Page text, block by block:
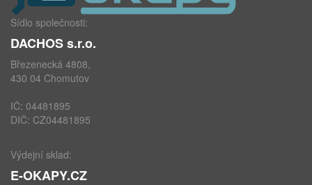
Sídlo společnosti:
DACHOS s.r.o.
Březenecká 4808,
430 04 Chomutov
IČ: 04481895
DIČ: CZ04481895
Výdejní sklad:
E-OKAPY.CZ